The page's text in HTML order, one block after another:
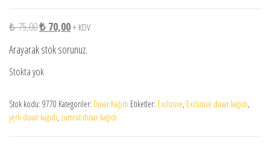
₺75,00Orijinal fiyat: ₺ 75,00.
₺70,00Şu andaki fiyat: ₺ 70,00.
+ KDV
Arayarak stok sorunuz.
Stokta yok
Stok kodu: 9770 Kategoriler: Duvar Kağıdı Etiketler: Exclusive, Exclusive duvar kağıdı,
yerli duvar kağıdı, zümrüt duvar kağıdı